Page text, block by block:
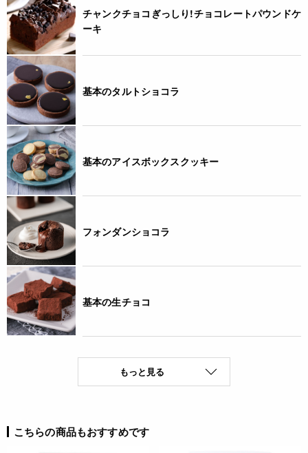
JANコード
4932503460547
チャンクチョコぎっしり!チョコレートパウンドケ
ーキ
基本のタルトショコラ
基本のアイスボックスクッキー
フォンダンショコラ
基本の生チョコ
もっと見る
こちらの商品もおすすめです